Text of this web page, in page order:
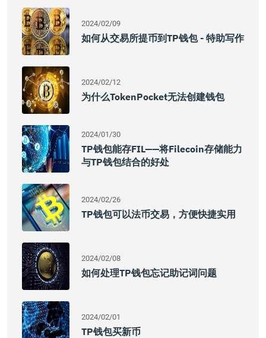
2024/02/09
如何从交易所提币到TP钱包 - 特助写作
2024/02/12
为什么TokenPocket无法创建钱包
2024/01/30
TP钱包能存FIL——将Filecoin存储能力
与TP钱包结合的好处
2024/02/26
TP钱包可以法币交易，方便快捷实用
2024/02/08
如何处理TP钱包忘记助记词问题
2024/02/01
TP钱包买新币